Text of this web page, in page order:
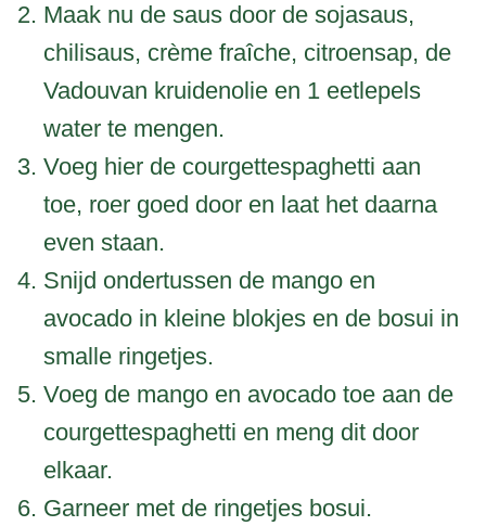
Maak nu de saus door de sojasaus,
chilisaus, crème fraîche, citroensap, de
Vadouvan kruidenolie en 1 eetlepels
water te mengen.
Voeg hier de courgettespaghetti aan
toe, roer goed door en laat het daarna
even staan.
Snijd ondertussen de mango en
avocado in kleine blokjes en de bosui in
smalle ringetjes.
Voeg de mango en avocado toe aan de
courgettespaghetti en meng dit door
elkaar.
Garneer met de ringetjes bosui.